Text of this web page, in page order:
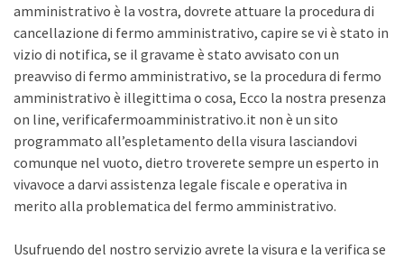
amministrativo è la vostra, dovrete attuare la procedura di
cancellazione di fermo amministrativo, capire se vi è stato in
vizio di notifica, se il gravame è stato avvisato con un
preavviso di fermo amministrativo, se la procedura di fermo
amministrativo è illegittima o cosa, Ecco la nostra presenza
on line, verificafermoamministrativo.it non è un sito
programmato all’espletamento della visura lasciandovi
comunque nel vuoto, dietro troverete sempre un esperto in
vivavoce a darvi assistenza legale fiscale e operativa in
merito alla problematica del fermo amministrativo.
Usufruendo del nostro servizio avrete la visura e la verifica se